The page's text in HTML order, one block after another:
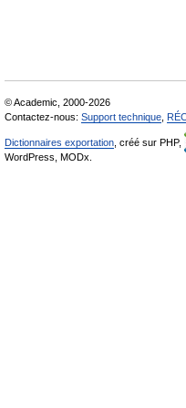
© Academic, 2000-2026
Contactez-nous: Support technique
Dictionnaires exportation , créé sur PHP,
WordPress, MODx.